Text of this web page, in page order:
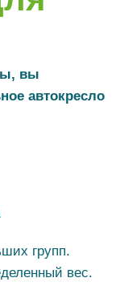
вы
автокресло
групп.
вес.